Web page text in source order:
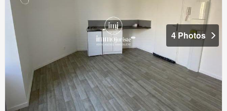
4 Photos